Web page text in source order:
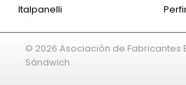
Italpanelli
© 2026 Asociación de Fabricantes
Sándwich